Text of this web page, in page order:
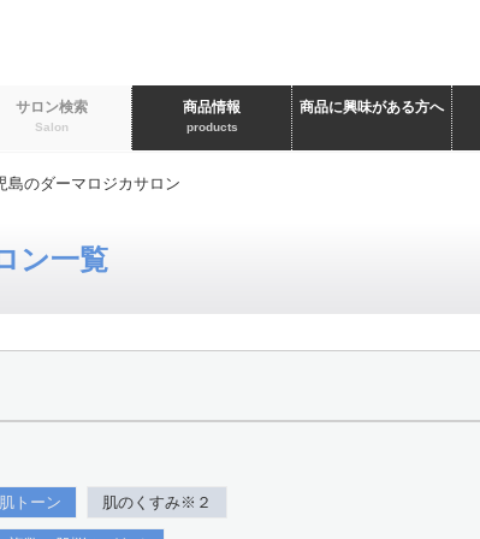
サロン検索
Salon
商品情報
products
商品に興味がある方へ
のダーマロジカサロン
ン一覧
トーン 肌のくすみ※２